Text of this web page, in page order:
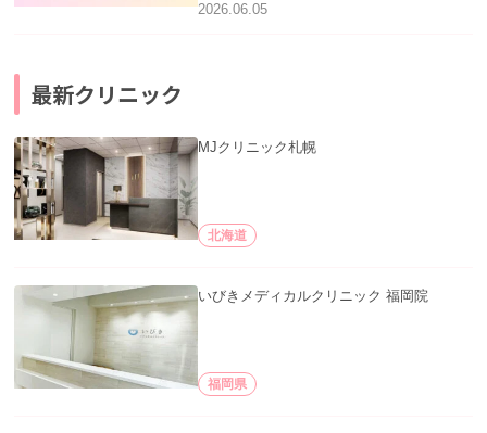
2026.06.05
最新クリニック
MJクリニック札幌
北海道
いびきメディカルクリニック 福岡院
福岡県